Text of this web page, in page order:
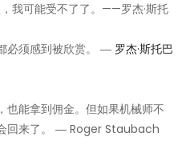
我可能受不了了。——罗杰·斯托
必须感到被欣赏。 ― 罗杰·斯托巴
也能拿到佣金。但如果机械师不
回来了。 ― Roger Staubach